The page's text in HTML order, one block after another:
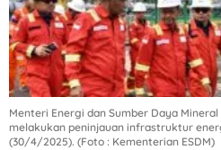
Menteri Energi dan Sumber Daya
melakukan peninjauan infrastruktur
(30/4/2025). (Foto : Kementerian ESDM)